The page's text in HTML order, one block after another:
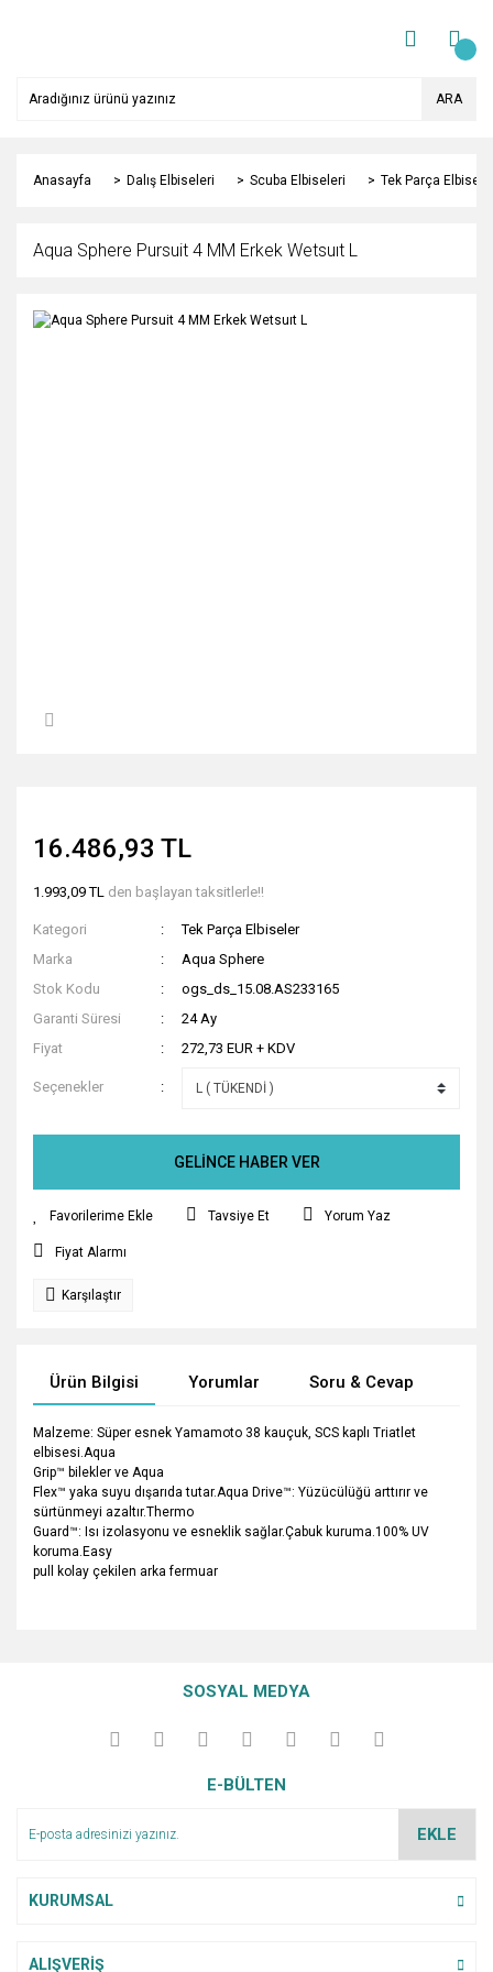
ARA
Anasayfa Dalış Elbiseleri Scuba Elbiseleri Tek Parça
Aqua Sphere Pursuit 4 MM Erkek Wetsuıt L
16.486,93 TL
1.993,09 TL den başlayan taksitlerle!!
Kategori
Tek Parça Elbiseler
Marka
Aqua Sphere
Stok Kodu
ogs_ds_15.08.AS233165
Garanti Süresi
24 Ay
Fiyat
272,73 EUR + KDV
Seçenekler
GELİNCE HABER VER
Tavsiye Et Yorum Yaz
Fiyat Alarmı
Karşılaştır
Ürün Bilgisi Yorumlar Soru & Cevap
Malzeme: Süper esnek Yamamoto 38 kauçuk, SCS kaplı Triatlet
elbisesi.Aqua
Grip™ bilekler ve Aqua
Flex™ yaka suyu dışarıda tutar.Aqua Drive™: Yüzücülüğü arttırır ve
sürtünmeyi azaltır.Thermo
Guard™: Isı izolasyonu ve esneklik sağlar.Çabuk kuruma.100% UV
koruma.Easy
pull kolay çekilen arka fermuar
Yorum Yaz
kullanarak tarafımıza iletebilirsiniz.
Görüş ve önerileriniz için teşekkür ederiz.
Ürün açıklamasında eksik bilgiler bulunuyor.
SOSYAL MEDYA
E-BÜLTEN
EKLE
KURUMSAL
ALIŞVERİŞ